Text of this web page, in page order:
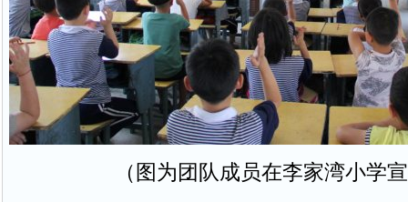
（图为团队成员在李家湾小学